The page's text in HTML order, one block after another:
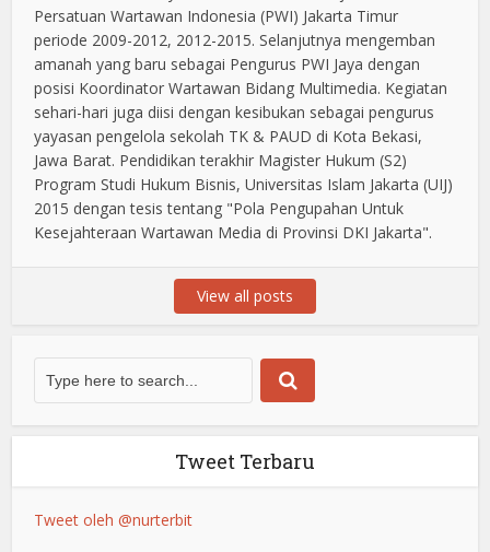
Persatuan Wartawan Indonesia (PWI) Jakarta Timur
periode 2009-2012, 2012-2015. Selanjutnya mengemban
amanah yang baru sebagai Pengurus PWI Jaya dengan
posisi Koordinator Wartawan Bidang Multimedia. Kegiatan
sehari-hari juga diisi dengan kesibukan sebagai pengurus
yayasan pengelola sekolah TK & PAUD di Kota Bekasi,
Jawa Barat. Pendidikan terakhir Magister Hukum (S2)
Program Studi Hukum Bisnis, Universitas Islam Jakarta (UIJ)
2015 dengan tesis tentang "Pola Pengupahan Untuk
Kesejahteraan Wartawan Media di Provinsi DKI Jakarta".
View all posts
Tweet Terbaru
Tweet oleh @nurterbit